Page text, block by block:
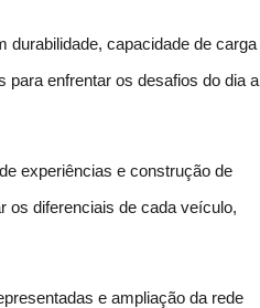
durabilidade, capacidade de carga
para enfrentar os desafios do dia a
experiências e construção de
os diferenciais de cada veículo,
e ampliação da rede